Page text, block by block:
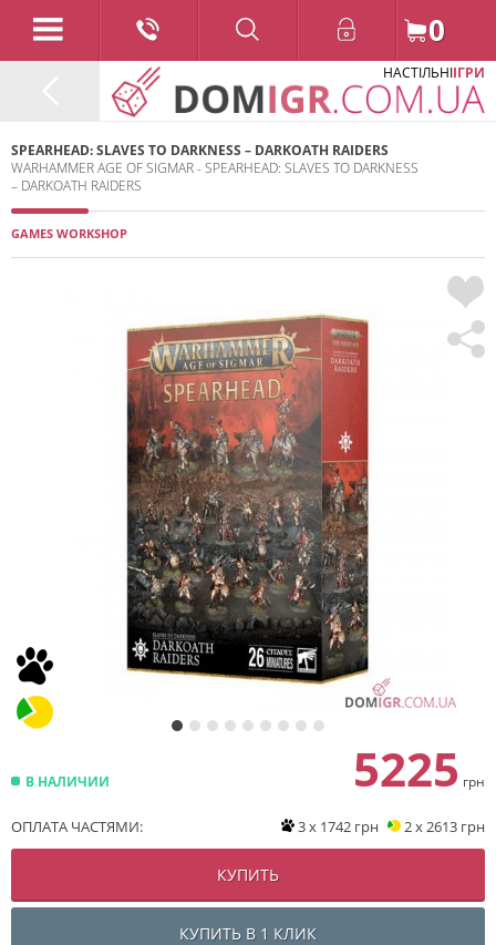
0
НАСТІЛЬНІІГРИ
SPEARHEAD: SLAVES TO DARKNESS – DARKOATH RAIDERS
WARHAMMER AGE OF SIGMAR - SPEARHEAD: SLAVES TO DARKNESS
– DARKOATH RAIDERS
GAMES WORKSHOP
В НАЛИЧИИ 5225 грн
ОПЛАТА ЧАСТЯМИ: 3 x 1742 грн 2 x 2613 грн
КУПИТЬ
КУПИТЬ В 1 КЛИК